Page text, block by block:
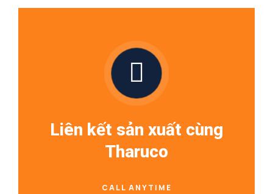
Liên kết sản xuất cùng
Tharuco
CALL ANYTIME